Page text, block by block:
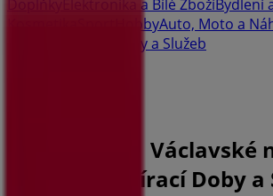
Elektronika a Bílé ZbožíBydlení
HobbyAuto, Moto a
Banky a Služeb
KB Pobočce | Václavské
Praha - Otevírací Doby a